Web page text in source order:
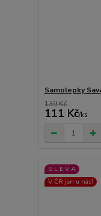
Samolepky
139 Kč
111 Kč/ks
S L E V A
V ČR jen u nás!